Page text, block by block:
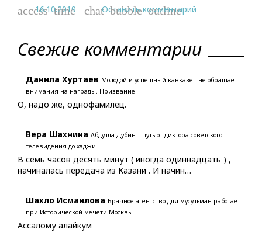
access_time
16.10.2019 chat_bubble_outline
Оставить комментарий
Свежие комментарии
Данила Хуртаев Молодой и успешный кавказец не обращает
внимания на награды. Призвание
О, надо же, однофамилец.
Вера Шахнина Абдулла Дубин – путь от диктора советского
телевидения до хаджи
В семь часов десять минут ( иногда одиннадцать ) ,
начиналась передача из Казани . И начин…
Шахло Исмаилова Брачное агентство для мусульман работает
при Исторической мечети Москвы
Ассалому алайкум